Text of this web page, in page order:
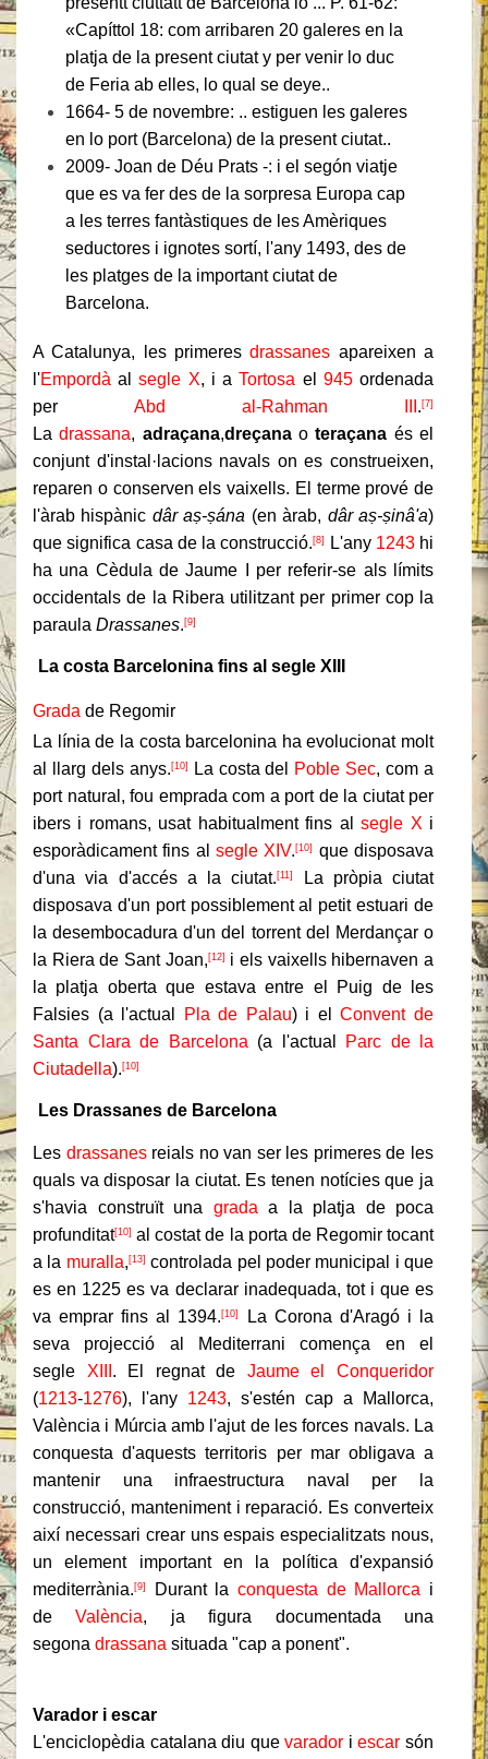
«Capíttol 18: com arribaren 20 galeres en la
platja de la present ciutat y per venir lo duc
de Feria ab elles, lo qual se deye..
1664- 5 de novembre: .. estiguen les galeres
en lo port (Barcelona) de la present ciutat..
2009- Joan de Déu Prats -: i el segón viatje
que es va fer des de la sorpresa Europa cap
a les terres fantàstiques de les Amèriques
seductores i ignotes sortí, l'any 1493, des de
les platges de la important ciutat de
Barcelona.
A Catalunya, les primeresdrassanes apareixen a
l'Empordà alsegle X, i aTortosa el 945ordenada
per Abd al-Rahman III . [7]
Ladrassana, adraçana,dreçanaoteraçana és el
conjunt d'instal·lacions navals on es construeixen,
reparen o conserven els vaixells. El terme prové de
l'àrab hispànic dâr aṣ-ṣána (en àrab, dâr aṣ-ṣinâ'a)
que significa casa de la construcció.[8] L'any 1243hi
ha una Cèdula de Jaume I per referir-se als límits
occidentals de la Ribera utilitzant per primer cop la
paraula Drassanes. [9]
La costa Barcelonina fins al segle XIII
Grada de Regomir
La línia de la costa barcelonina ha evolucionat molt
al llarg dels anys. [10] La costa del Poble Sec, com a
port natural, fou emprada com a port de la ciutat per
ibers i romans, usat habitualment fins alsegle X i
esporàdicament fins al segle XIV.[10]
que disposava
d'una via d'accés a la ciutat.[11]
La pròpia ciutat
disposava d'un port possiblement al petit estuari de
la desembocadura d'un del torrent del Merdançar o
la Riera de Sant Joan, [12]
i els vaixells hibernaven a
la platja oberta que estava entre el Puig de les
Falsies (a l'actual
Pla de Palau) i el
Convent de
Santa Clara de Barcelona (a l'actual
Parc de la
Ciutadella). [10]
Les Drassanes de Barcelona
Les drassanesreials no van ser les primeres de les
quals va disposar la ciutat. Es tenen notícies que ja
s'havia construït una grada a la platja de poca
profunditat[10] al costat de la porta de Regomir tocant
a la muralla, [13] controlada pel poder municipal i que
es en 1225 es va declarar inadequada, tot i que es
va emprar fins al 1394.[10]
La Corona d'Aragó i la
seva projecció al Mediterrani comença en el
segle XIII . El regnat de Jaume el Conqueridor
(1213-1276), l'any 1243, s'estén cap a Mallorca,
València i Múrcia amb l'ajut de les forces navals. La
conquesta d'aquests territoris per mar obligava a
mantenir una infraestructura naval per la
construcció, manteniment i reparació. Es converteix
així necessari crear uns espais especialitzats nous,
un element important en la política d'expansió
mediterrània. [9] Durant la conquesta de Mallorca i
deValència, ja figura documentada una
segona drassana situada "cap a ponent".
Varador i escar
L'enciclopèdia catalana diu quevarador iescar són